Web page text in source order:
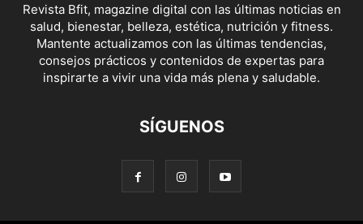
Revista Bfit, magazine digital con las últimas noticias en
salud, bienestar, belleza, estética, nutrición y fitness.
Mantente actualizamos con las últimas tendencias,
consejos prácticos y contenidos de expertas para
inspirarte a vivir una vida más plena y saludable.
SÍGUENOS